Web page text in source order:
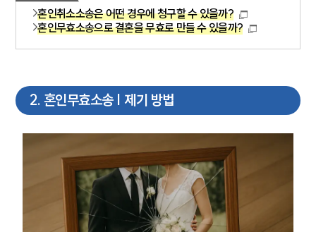
혼인취소소송은 어떤 경우에 청구할 수 있을까?
혼인무효소송으로 결혼을 무효로 만들 수 있을까?
2. 혼인무효소송 | 제기 방법